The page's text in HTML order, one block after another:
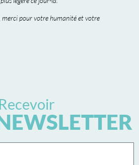
merci pour votre humanité et votre